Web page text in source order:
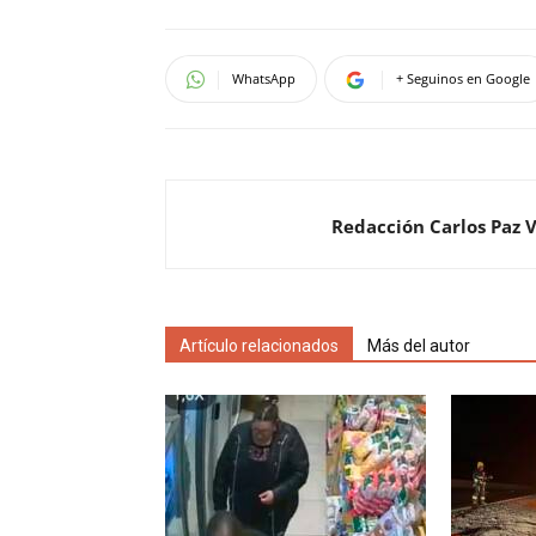
WhatsApp + Seguinos en Google
Redacción Carlos Paz
Artículo relacionados Más del autor